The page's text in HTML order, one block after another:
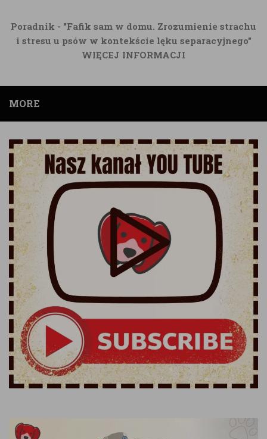
Poradnik - "Fafik sam w domu. Zrozumienie strachu
i stresu u psów w kontekście lęku separacyjnego"
WIĘCEJ INFORMACJI
MORE